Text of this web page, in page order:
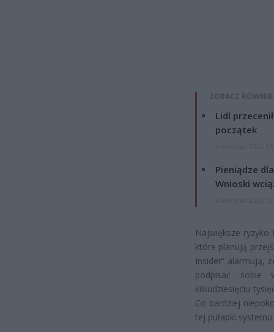
ZOBACZ
Lidl
początek
Pieniądze
Wnioski
Największe
które planują
Insider” alarmują,
podpisać sobie
kilkudziesięciu
Co bardziej
tej pułapki